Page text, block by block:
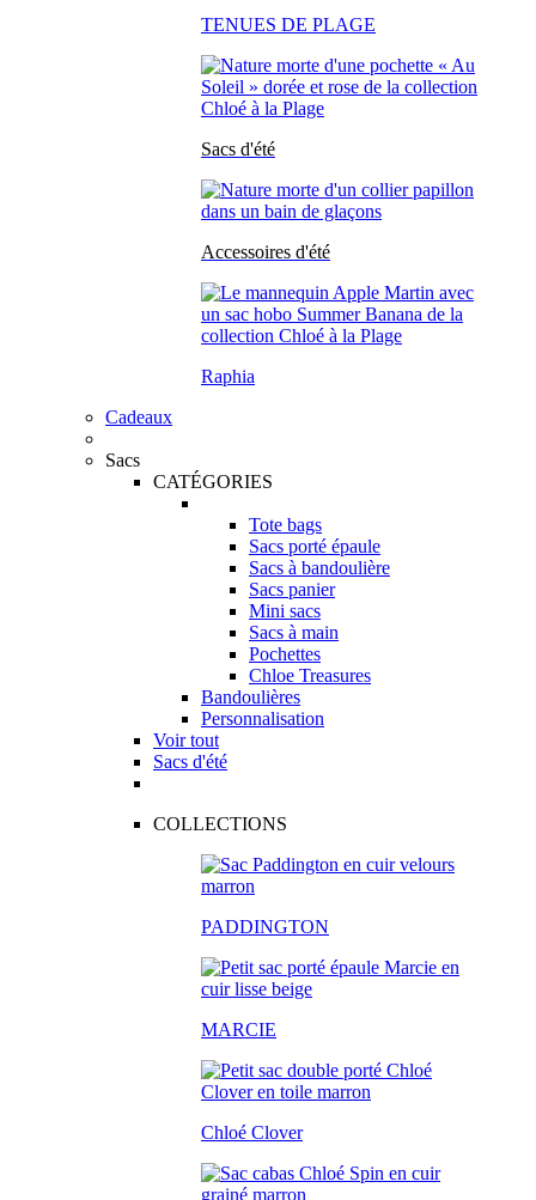
TENUES DE PLAGE
Sacs d'été
Accessoires d'été
Raphia
Cadeaux
Sacs
CATÉGORIES
Tote bags
Sacs porté épaule
Sacs à bandoulière
Sacs panier
Mini sacs
Sacs à main
Pochettes
Chloe Treasures
Bandoulières
Personnalisation
Voir tout
Sacs d'été
COLLECTIONS
PADDINGTON
MARCIE
Chloé Clover